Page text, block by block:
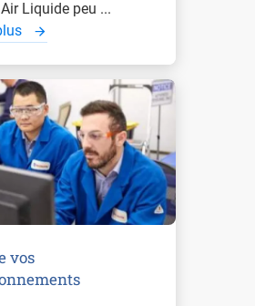
Liquide peu ...
vos